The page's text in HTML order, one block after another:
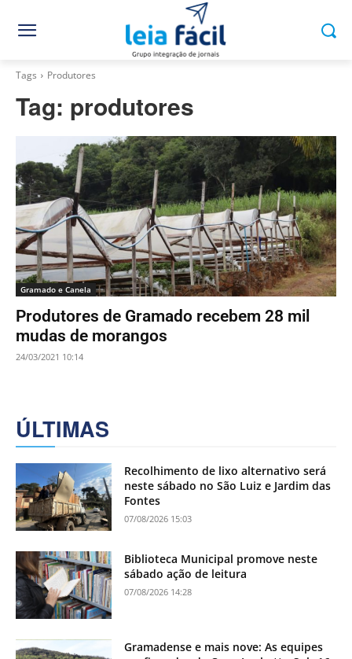
Tags Produtores
Tag: produtores
Gramado e Canela
Produtores de Gramado recebem 28 mil
mudas de morangos
24/03/2021 10:14
ÚLTIMAS
Recolhimento de lixo alternativo será
neste sábado no São Luiz e Jardim das
Fontes
07/08/2026 15:03
Biblioteca Municipal promove neste
sábado ação de leitura
07/08/2026 14:28
Gramadense e mais nove: As equipes